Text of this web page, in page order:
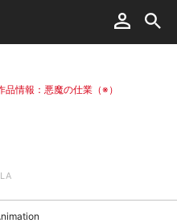
品情報：悪魔の仕業（※）